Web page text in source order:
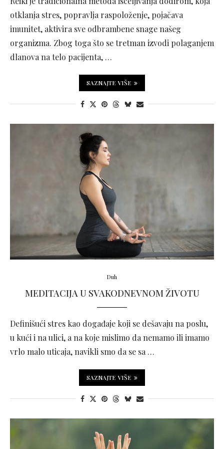
otklanja stres, popravlja raspoloženje, pojačava
imunitet, aktivira sve odbrambene snage našeg
organizma. Zbog toga što se tretman izvodi polaganjem
dlanova na telo pacijenta, …
SAZNAJTE VIŠE
Duh
MEDITACIJA U SVAKODNEVNOM ŽIVOTU
Definišući stres kao događaje koji se dešavaju na poslu,
u kući i na ulici, a na koje mislimo da nemamo ili imamo
vrlo malo uticaja, navikli smo da se sa …
SAZNAJTE VIŠE